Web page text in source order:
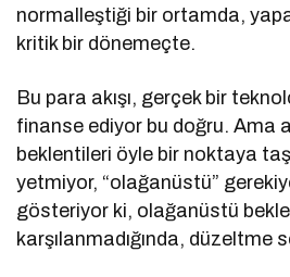
normalleştiği bir ortamda,
kritik bir dönemeçte.
Bu para akışı, gerçek bir
finanse ediyor bu doğru. Ama
beklentileri öyle bir noktaya
yetmiyor, “olağanüstü”
gösteriyor ki, olağanüstü
karşılanmadığında, düzeltme